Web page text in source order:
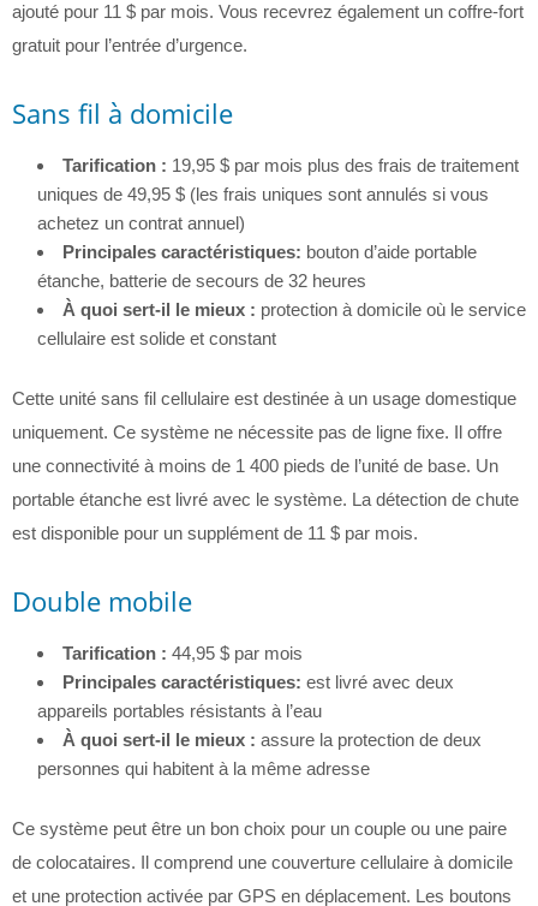
ajouté pour 11 $ par mois. Vous recevrez également un coffre-fort
gratuit pour l’entrée d’urgence.
Sans fil à domicile
Tarification : 19,95 $ par mois plus des frais de traitement
uniques de 49,95 $ (les frais uniques sont annulés si vous
achetez un contrat annuel)
Principales caractéristiques: bouton d’aide portable
étanche, batterie de secours de 32 heures
À quoi sert-il le mieux : protection à domicile où le service
cellulaire est solide et constant
Cette unité sans fil cellulaire est destinée à un usage domestique
uniquement. Ce système ne nécessite pas de ligne fixe. Il offre
une connectivité à moins de 1 400 pieds de l’unité de base. Un
portable étanche est livré avec le système. La détection de chute
est disponible pour un supplément de 11 $ par mois.
Double mobile
Tarification : 44,95 $ par mois
Principales caractéristiques: est livré avec deux
appareils portables résistants à l’eau
À quoi sert-il le mieux : assure la protection de deux
personnes qui habitent à la même adresse
Ce système peut être un bon choix pour un couple ou une paire
de colocataires. Il comprend une couverture cellulaire à domicile
et une protection activée par GPS en déplacement. Les boutons